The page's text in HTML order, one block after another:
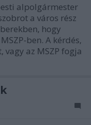
alpolgármester
a város rész
hogy
ben. A kérdés,
az MSZP fogja